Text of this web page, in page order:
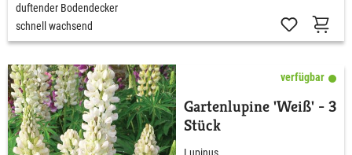
duftender Bodendecker
schnell wachsend
verfügbar
Gartenlupine 'Weiß' - 3
Stück